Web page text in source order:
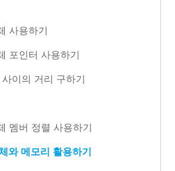
사용하기
포인터 사용하기
이의 거리 구하기
멤버 정렬 사용하기
와 메모리 활용하기